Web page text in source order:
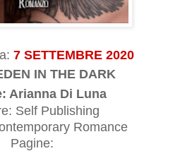
7 SETTEMBRE 2020
IN THE DARK
Arianna Di Luna
Self Publishing
Romance
Pagine: